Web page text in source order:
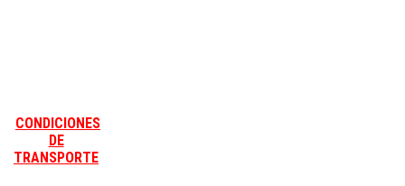
CONDICIONES
DE
TRANSPORTE